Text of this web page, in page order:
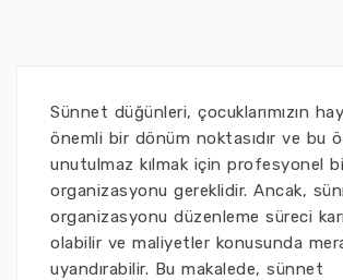
Sünnet düğünleri, çocuklarımızın
önemli bir dönüm noktasıdır ve bu
unutulmaz kılmak için profesyonel
organizasyonu gereklidir. Ancak,
organizasyonu düzenleme süreci
olabilir ve maliyetler konusunda
uyandırabilir. Bu makalede, sünnet